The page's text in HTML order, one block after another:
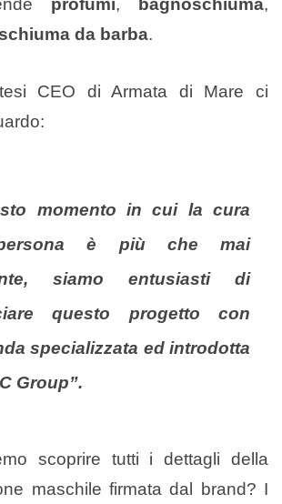
profumi, bagnoschiuma,
schiuma da barba.
CEO di Armata di Mare ci
momento in cui la cura
è più che mai
siamo entusiasti di
questo progetto con
specializzata ed introdotta
Group”.
scoprire tutti i dettagli della
maschile firmata dal brand? I